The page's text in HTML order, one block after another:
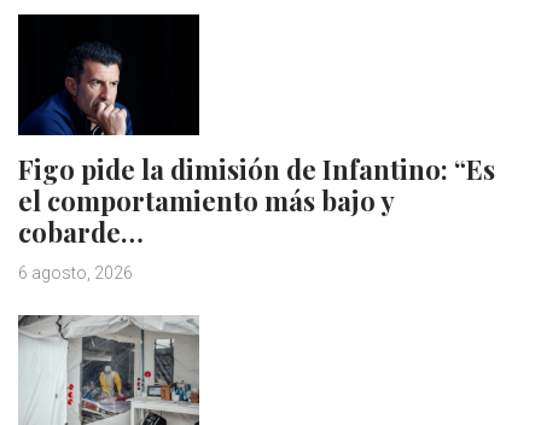
Figo pide la dimisión de Infantino: “Es
el comportamiento más bajo y
cobarde…
6 agosto, 2026